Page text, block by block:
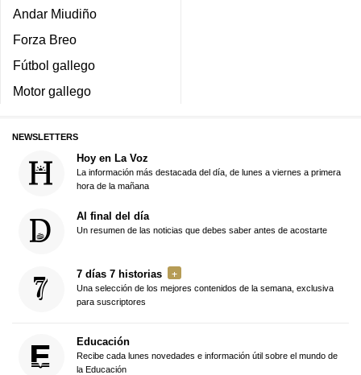
Andar Miudiño
Forza Breo
Fútbol gallego
Motor gallego
NEWSLETTERS
Hoy en La Voz
La información más destacada del día, de lunes a viernes a primera
hora de la mañana
Al final del día
Un resumen de las noticias que debes saber antes de acostarte
7 días 7 historias
Una selección de los mejores contenidos de la semana, exclusiva
para suscriptores
Educación
Recibe cada lunes novedades e información útil sobre el mundo de
la Educación